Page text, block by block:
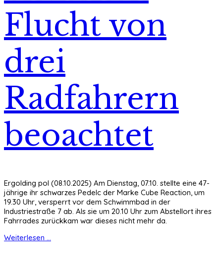
Flucht von
drei
Radfahrern
beoachtet
Ergolding pol (08.10.2025) Am Dienstag, 07.10. stellte eine 47-
jährige ihr schwarzes Pedelc der Marke Cube Reaction, um
19.30 Uhr, versperrt vor dem Schwimmbad in der
Industriestraße 7 ab. Als sie um 20.10 Uhr zum Abstellort ihres
Fahrrades zurückkam war dieses nicht mehr da.
Weiterlesen ...